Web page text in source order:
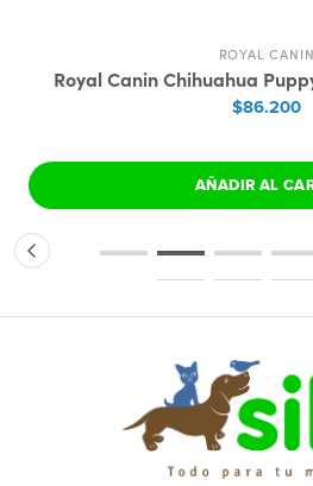
ROYAL CANIN
Royal Canin Chihuahua
$86.200
AÑADIR AL